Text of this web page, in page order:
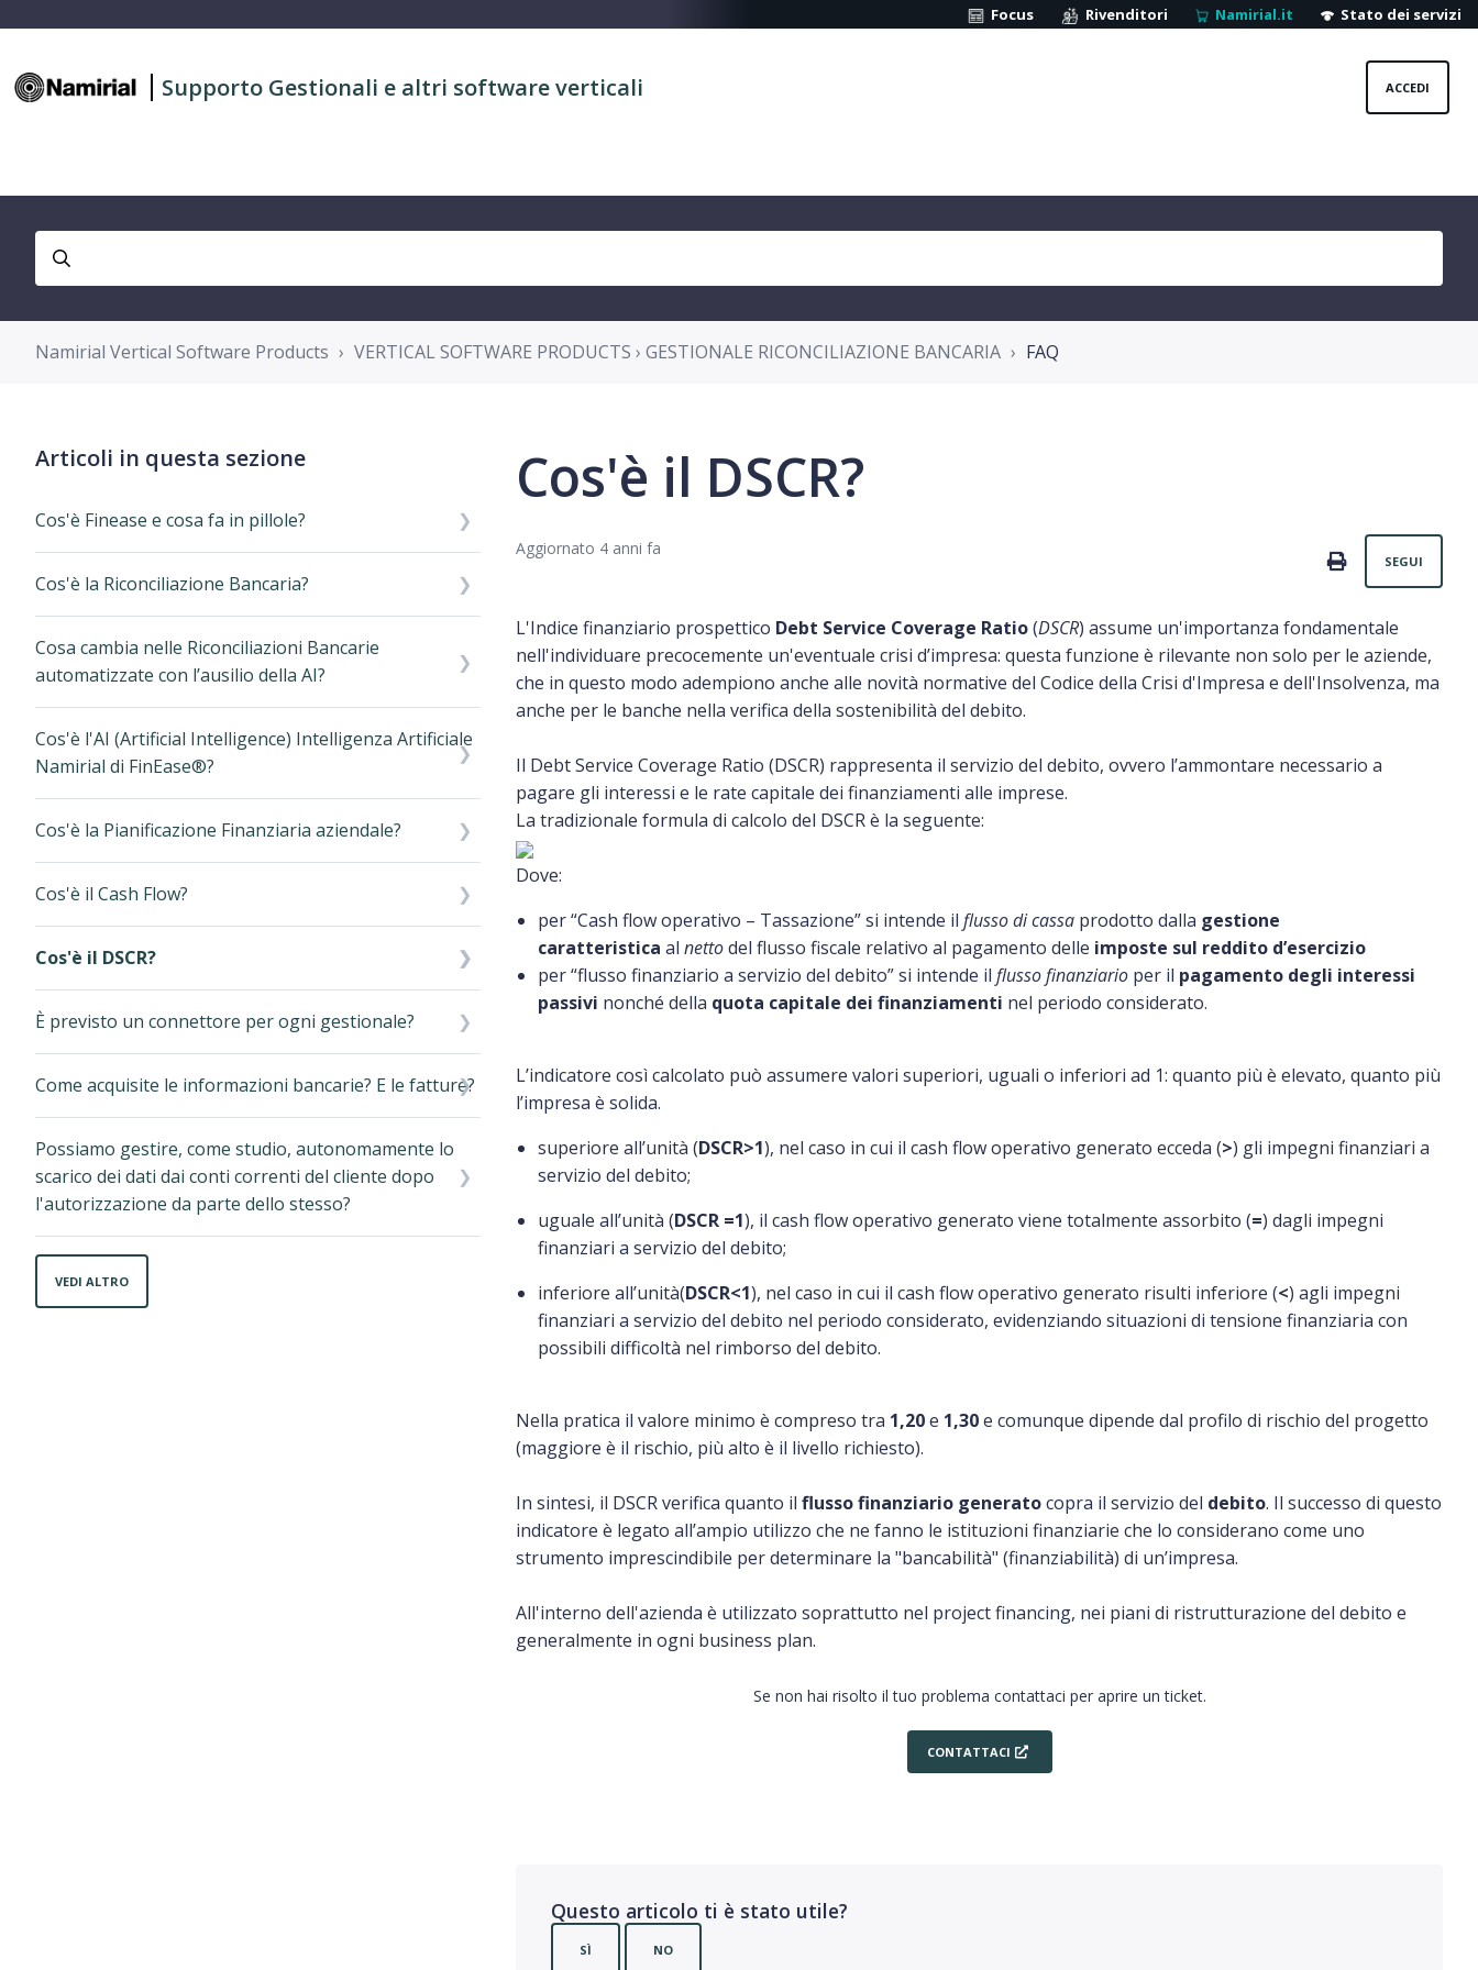
Focus Rivenditori Namirial.it Stato dei servizi
Supporto Gestionali e altri software verticali ACCEDI
Namirial Vertical Software Products VERTICAL SOFTWARE PRODUCTS › GESTIONALE RICONCILIAZIONE BANCARIA FAQ
Articoli in questa sezione
Cos'è Finease e cosa fa in pillole?
Cos'è la Riconciliazione Bancaria?
Cosa cambia nelle Riconciliazioni Bancarie
automatizzate con l’ausilio della AI?
Cos'è l'AI (Artificial Intelligence) Intelligenza Artificiale
Namirial di FinEase®?
Cos'è la Pianificazione Finanziaria aziendale?
Cos'è il Cash Flow?
Cos'è il DSCR?
È previsto un connettore per ogni gestionale?
Come acquisite le informazioni bancarie? E le fatture?
Possiamo gestire, come studio, autonomamente lo
scarico dei dati dai conti correnti del cliente dopo
l'autorizzazione da parte dello stesso?
VEDI ALTRO
Cos'è il DSCR?
Aggiornato 4 anni fa PRINT
SEGUI
L'Indice finanziario prospettico Debt Service Coverage Ratio(DSCR) assume un'importanza fondamentale
nell'individuare precocemente un'eventuale crisi d’impresa: questa funzione è rilevante non solo per le aziende,
che in questo modo adempiono anche alle novità normative del Codice della Crisi d'Impresa e dell'Insolvenza, ma
anche per le banche nella verifica della sostenibilità del debito.
Il Debt Service Coverage Ratio (DSCR) rappresenta il servizio del debito, ovvero l’ammontare necessario a
pagare gli interessi e le rate capitale dei finanziamenti alle imprese.
La tradizionale formula di calcolo del DSCR è la seguente:
Dove:
per “Cash flow operativo – Tassazione” si intende ilflusso di cassa prodotto dalla gestione
caratteristica alnettodel flusso fiscale relativo al pagamento delle imposte sul reddito d’esercizio
per “flusso finanziario a servizio del debito” si intende ilflusso finanziario per il pagamento degli interessi
passivi nonché della quota capitale dei finanziamenti nel periodo considerato.
L’indicatore così calcolato può assumere valori superiori, uguali o inferiori ad 1: quanto più è elevato, quanto più
l’impresa è solida.
superiore all’unità (DSCR>1), nel caso in cui il cash flow operativo generato ecceda (>) gli impegni finanziari a
servizio del debito;
uguale all’unità (DSCR =1), il cash flow operativo generato viene totalmente assorbito (=) dagli impegni
finanziari a servizio del debito;
inferiore all’unità(DSCR<1), nel caso in cui il cash flow operativo generato risulti inferiore (<) agli impegni
finanziari a servizio del debito nel periodo considerato, evidenziando situazioni di tensione finanziaria con
possibili difficoltà nel rimborso del debito.
Nella pratica il valore minimo è compreso tra 1,20e 1,30e comunque dipende dal profilo di rischio del progetto
(maggiore è il rischio, più alto è il livello richiesto).
In sintesi, il DSCR verifica quanto ilflusso finanziario generatocopra il servizio del debito. Il successo di questo
indicatore è legato all’ampio utilizzo che ne fanno le istituzioni finanziarie che lo considerano come uno
strumento imprescindibile per determinare la "bancabilità" (finanziabilità) di un’impresa.
All'interno dell'azienda è utilizzato soprattutto nel project financing, nei piani di ristrutturazione del debito e
generalmente in ogni business plan.
Se non hai risolto il tuo problema contattaci per aprire un ticket.
CONTATTACI
Questo articolo ti è stato utile?
SÌ NO